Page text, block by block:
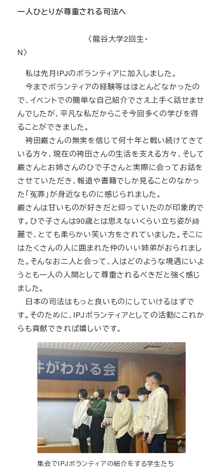
一人ひとりが尊重される司法へ
〈龍谷大学2回生・
N〉
私は先月IPJのボランティアに加入しました。
今までボランティアの経験等はほとんどなかったの
で、イベントでの簡単な自己紹介でさえ上手く話せませ
んでしたが、平凡な私だからこそ今回多くの学びを得
ることができました。
袴田巌さんの無実を信じて何十年と戦い続けてきて
いる方々、現在の袴田さんの生活を支える方々、そして
巌さんとお姉さんのひで子さんと実際に会ってお話を
させていただき、報道や書籍でしか見ることのなかっ
た「冤罪」が身近なものに感じられました。
巌さんは甘いものが好きだと仰っていたのが印象的で
す。ひで子さんは90歳とは思えないくらい立ち姿が綺
麗で、とても柔らかい笑い方をされていました。そこに
はたくさんの人に囲まれた仲のいい姉弟がおられまし
た。そんなお二人と会って、人はどのような境遇にいよ
うとも一人の人間として尊重されるべきだと強く感じ
ました。
日本の司法はもっと良いものにしていけるはずで
す。そのために、IPJボランティアとしての活動にこれか
らも貢献できれば嬉しいです。
集会でIPJボランティアの紹介をする学生たち